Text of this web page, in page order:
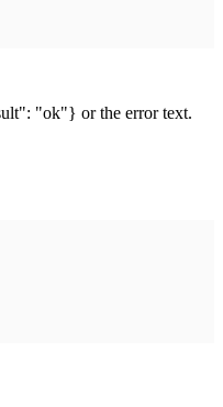
"ok"} or the error text.